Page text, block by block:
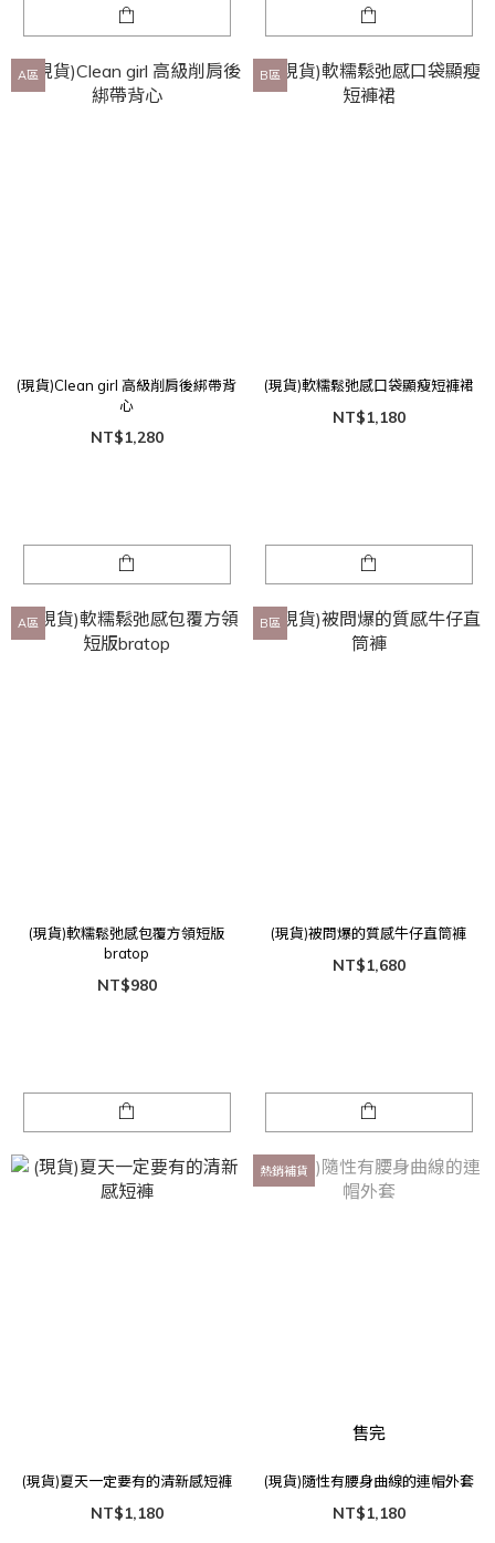
A區
(現貨)Clean girl 高級削肩後綁帶背
心
NT$1,280
B區
(現貨)軟糯鬆弛感口袋顯瘦短褲裙
NT$1,180
A區
(現貨)軟糯鬆弛感包覆方領短版
bratop
NT$980
B區
(現貨)被問爆的質感牛仔直筒褲
NT$1,680
(現貨)夏天一定要有的清新感短褲
NT$1,180
熱銷補貨
售完
(現貨)隨性有腰身曲線的連帽外套
NT$1,180